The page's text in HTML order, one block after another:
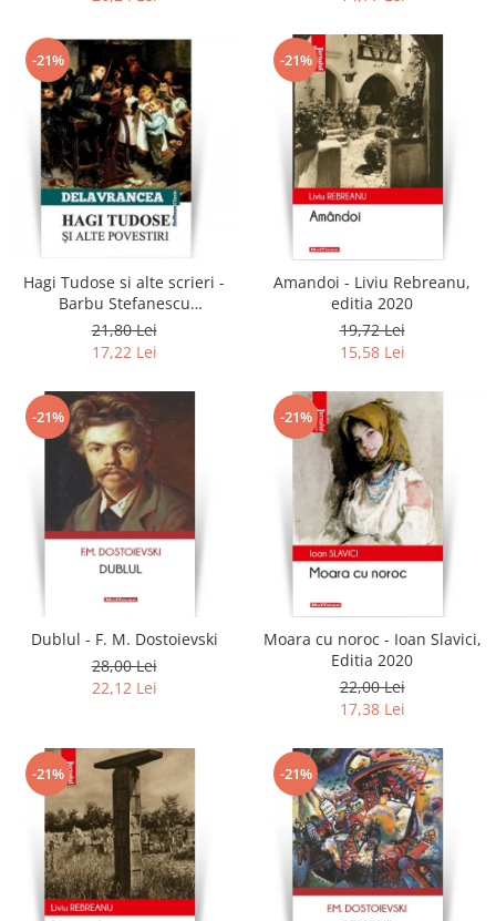
-21%
Hagi Tudose si alte scrieri -
Barbu Stefanescu
Delavrancea
21,80 Lei
17,22 Lei
-21%
Amandoi - Liviu Rebreanu,
editia 2020
19,72 Lei
15,58 Lei
-21%
Dublul - F. M. Dostoievski
28,00 Lei
22,12 Lei
-21%
Moara cu noroc - Ioan Slavici,
Editia 2020
22,00 Lei
17,38 Lei
-21% -21%